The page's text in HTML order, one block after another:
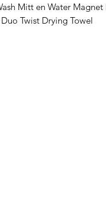
Mitt en Water
Twist Drying Towel